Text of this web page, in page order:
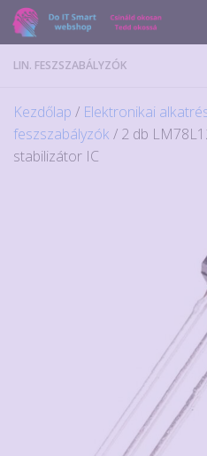
Skip to content
LIN. FESZSZABÁLYZÓK
Kezdőlap / Elektronikai
feszszabályzók / 2 db
stabilizátor IC